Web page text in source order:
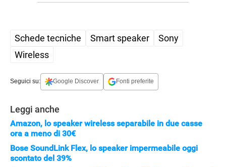
Schede tecniche Smart speaker
Sony
Wireless
Seguici su: Google Discover Fonti preferite
Leggi anche
Amazon, lo speaker wireless separabile in due casse
ora a meno di 30€
Bose SoundLink Flex, lo speaker impermeabile oggi
scontato del 39%